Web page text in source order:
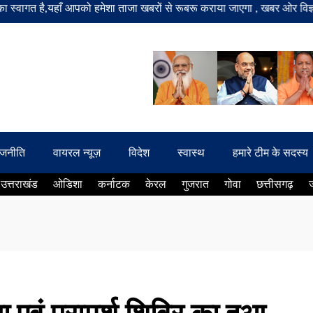
आपको हमेशा ताजा खबरों से रूबरू कराया जाएगा , खबर ओर
वायरल न्यूज़ विदेश स्वास्थ हमारे टीम के सदस्य
उत्तराखंड ओडिशा कर्नाटक केरल गुजरात गोवा छत्तीसगढ़